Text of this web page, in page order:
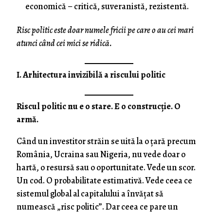
economică – critică, suveranistă, rezistentă.
Risc politic este doar numele fricii pe care o au cei mari
atunci când cei mici se ridică.
I. Arhitectura invizibilă a riscului politic
Riscul politic nu e o stare. E o construcție. O
armă.
Când un investitor străin se uită la o țară precum
România, Ucraina sau Nigeria, nu vede doar o
hartă, o resursă sau o oportunitate. Vede un scor.
Un cod. O probabilitate estimativă. Vede ceea ce
sistemul global al capitalului a învățat să
numească „risc politic”. Dar ceea ce pare un